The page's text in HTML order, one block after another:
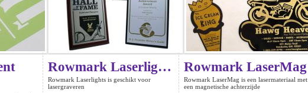
Rowmark Laserlights
Rowmark Laserlights is geschikt voor
lasergraveren
Rowmark LaserMag
Rowmark LaserMag is een lasermateriaal met
een magnetische achterzijde